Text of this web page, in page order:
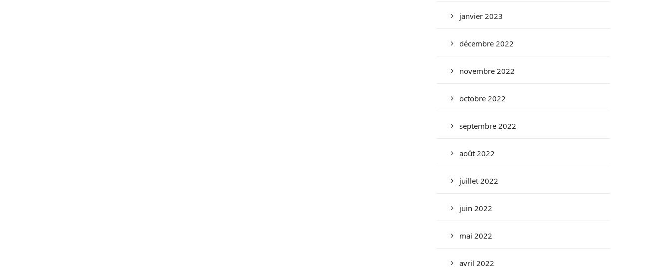
janvier 2023
décembre 2022
novembre 2022
octobre 2022
septembre 2022
août 2022
juillet 2022
juin 2022
mai 2022
avril 2022